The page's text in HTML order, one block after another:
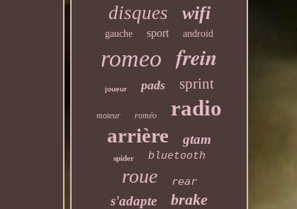
disques wifi
gauche sport android
romeo frein
joueur pads sprint
moteur roméo radio
arrière gtam
spider bluetooth
roue rear
s'adapte brake